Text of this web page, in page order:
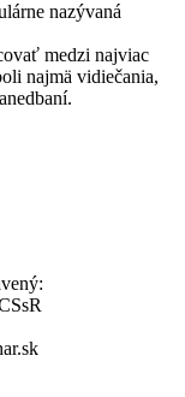
nazývaná
medzi najviac
najmä vidiečania,